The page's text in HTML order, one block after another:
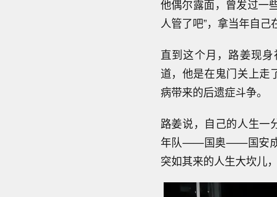
他偶尔露面，曾发过一
人管了吧”，拿当年自己
直到这个月，路姜现
道，他是在鬼门关上走
病带来的后遗症斗争。
路姜说，自己的人生
年队——国奥——国安成
突如其来的人生大坎儿